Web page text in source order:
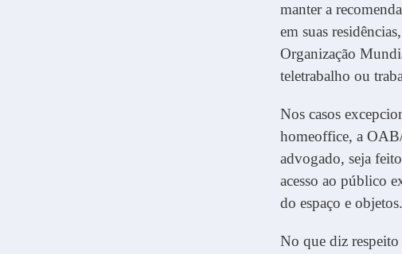
manter a
em suas
Organização
teletrabalho ou
Nos casos
homeoffice, a
advogado, seja
acesso ao público
do espaço e objetos.
No que diz respeito